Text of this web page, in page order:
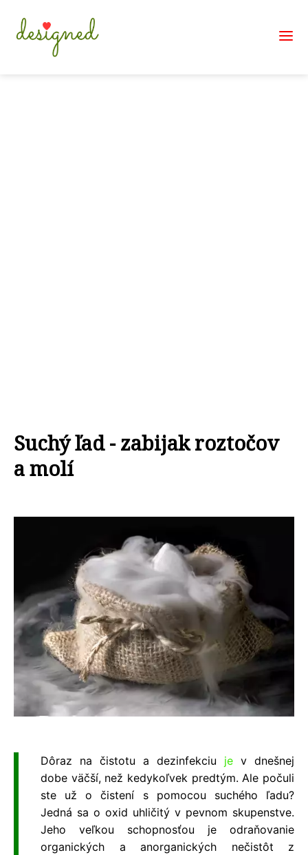
Suchý ľad - zabijak roztočov
a molí
Dôraz na čistotu a dezinfekciu je v dnešnej
dobe väčší, než kedykoľvek predtým. Ale počuli
ste už o čistení s pomocou suchého ľadu?
Jedná sa o oxid uhličitý v pevnom skupenstve.
Jeho veľkou schopnosťou je odraňovanie
organických a anorganických nečistôt z